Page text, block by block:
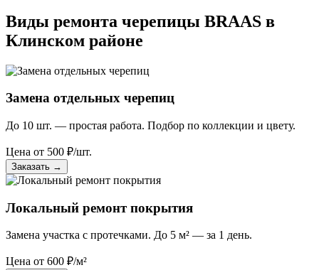
Виды ремонта черепицы BRAAS в
Клинском районе
Замена отдельных черепиц
До 10 шт. — простая работа. Подбор по коллекции и цвету.
Цена от 500 ₽/шт.
Заказать →
Локальный ремонт покрытия
Замена участка с протечками. До 5 м² — за 1 день.
Цена от 600 ₽/м²